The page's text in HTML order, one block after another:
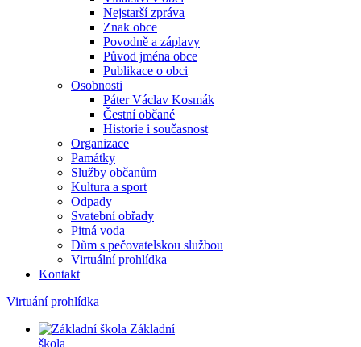
Nejstarší zpráva
Znak obce
Povodně a záplavy
Původ jména obce
Publikace o obci
Osobnosti
Páter Václav Kosmák
Čestní občané
Historie i současnost
Organizace
Památky
Služby občanům
Kultura a sport
Odpady
Svatební obřady
Pitná voda
Dům s pečovatelskou službou
Virtuální prohlídka
Kontakt
Virtuání prohlídka
Základní
škola